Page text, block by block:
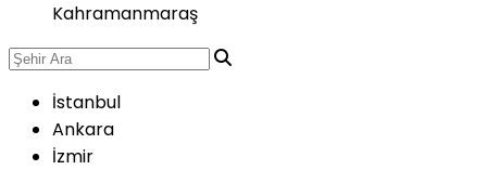
Kahramanmaraş
İstanbul
Ankara
İzmir